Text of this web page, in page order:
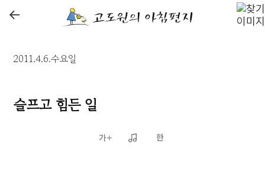
←
2011.4.6.수요일
슬프고 힘든 일